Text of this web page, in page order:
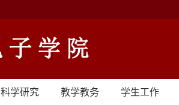
科学研究 教学教务 学生工作